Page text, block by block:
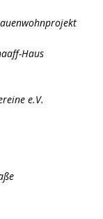
Haus
e.V.